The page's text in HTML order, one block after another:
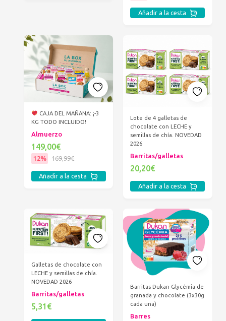
Añadir a la cesta
CAJA DEL MAÑANA: ¡-3
KG TODO INCLUIDO!
Almuerzo
149,00€
12% 169,99€
Añadir a la cesta
Lote de 4 galletas de
chocolate con LECHE y
semillas de chía. NOVEDAD
2026
Barritas/galletas
20,20€
Añadir a la cesta
Galletas de chocolate con
LECHE y semillas de chía.
NOVEDAD 2026
Barritas/galletas
5,31€
Barritas Dukan Glycémia de
granada y chocolate (3x30g
cada una)
Barres